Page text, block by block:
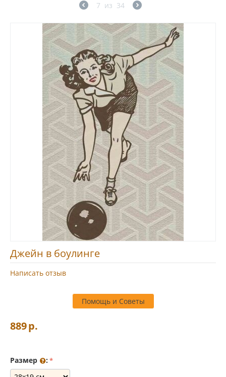
7 из 34
Джейн в боулинге
Написать отзыв
Помощь и Советы
889р.
Размер :